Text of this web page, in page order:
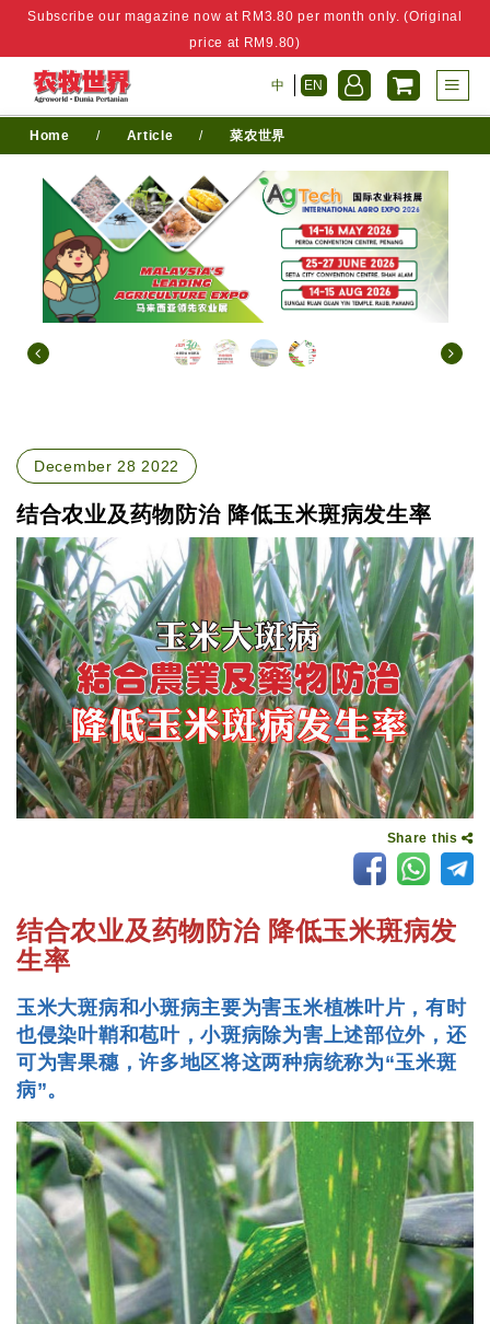
Subscribe our magazine now at RM3.80 per month only. (Original
price at RM9.80)
中 EN
Home / Article / 菜农世界
December 28 2022
结合农业及药物防治 降低玉米斑病发生率
Share this
结合农业及药物防治 降低玉米斑病发
生率
玉米大斑病和小斑病主要为害玉米植株叶片，有时
也侵染叶鞘和苞叶，小斑病除为害上述部位外，还
可为害果穗，许多地区将这两种病统称为“玉米斑
病”。